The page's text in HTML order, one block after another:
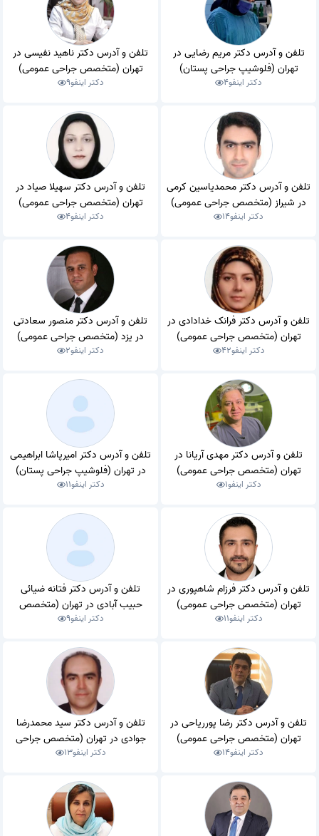
تلفن و آدرس دکتر مریم رضایی در
تهران (فلوشیپ جراحی پستان)
دکتر اینفو4
تلفن و آدرس دکتر ناهید نفیسی در
تهران (متخصص جراحی عمومی)
دکتر اینفو9
تلفن و آدرس دکتر محمدیاسین کرمی
در شیراز (متخصص جراحی عمومی)
دکتر اینفو14
تلفن و آدرس دکتر سهیلا صیاد در
تهران (متخصص جراحی عمومی)
دکتر اینفو4
تلفن و آدرس دکتر فرانک خدادادی در
تهران (متخصص جراحی عمومی)
دکتر اینفو42
تلفن و آدرس دکتر منصور سعادتی
در یزد (متخصص جراحی عمومی)
دکتر اینفو2
تلفن و آدرس دکتر مهدی آریانا در
تهران (متخصص جراحی عمومی)
دکتر اینفو1
تلفن و آدرس دکتر امیرپاشا ابراهیمی
در تهران (فلوشیپ جراحی پستان)
دکتر اینفو11
تلفن و آدرس دکتر فرزام شاهپوری در
تهران (متخصص جراحی عمومی)
دکتر اینفو11
تلفن و آدرس دکتر فتانه ضیائی
حبیب آبادی در تهران (متخصص
جراحی عمومی)
دکتر اینفو9
تلفن و آدرس دکتر رضا پورریاحی در
تهران (متخصص جراحی عمومی)
دکتر اینفو14
تلفن و آدرس دکتر سید محمدرضا
جوادی در تهران (متخصص جراحی
عمومی)
دکتر اینفو13